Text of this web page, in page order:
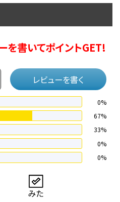
を書いてポイントGET!
レビューを書く
0%
67%
33%
0%
0%